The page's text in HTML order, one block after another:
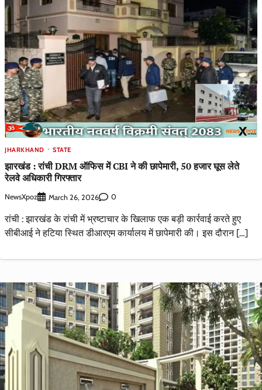
JHARKHAND STATE
झारखंड : रांची DRM ऑफिस में CBI ने की छापेमारी, 50 हजार घूस लेते
रेलवे अधिकारी गिरफ्तार
NewsXpoz March 26, 2026 0
रांची : झारखंड के रांची में भ्रष्टाचार के खिलाफ एक बड़ी कार्रवाई करते हुए
सीबीआई ने हटिया स्थित डीआरएम कार्यालय में छापेमारी की। इस दौरान […]